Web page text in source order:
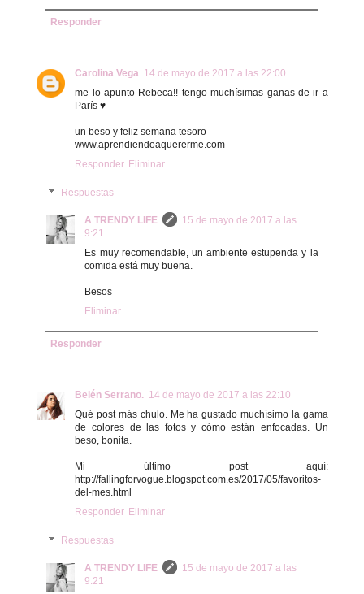
Responder
Carolina Vega 14 de mayo de 2017 a las 22:00
me lo apunto Rebeca!! tengo muchísimas ganas de ir a
París ♥
un beso y feliz semana tesoro
www.aprendiendoaquererme.com
Responder Eliminar
Respuestas
A TRENDY LIFE
15 de mayo de 2017 a las
9:21
Es muy recomendable, un ambiente estupenda y la
comida está muy buena.
Besos
Eliminar
Responder
Belén Serrano. 14 de mayo de 2017 a las 22:10
Qué post más chulo. Me ha gustado muchísimo la gama
de colores de las fotos y cómo están enfocadas. Un
beso, bonita.
Mi último post aquí:
http://fallingforvogue.blogspot.com.es/2017/05/favoritos-
del-mes.html
Responder Eliminar
Respuestas
A TRENDY LIFE
15 de mayo de 2017 a las
9:21